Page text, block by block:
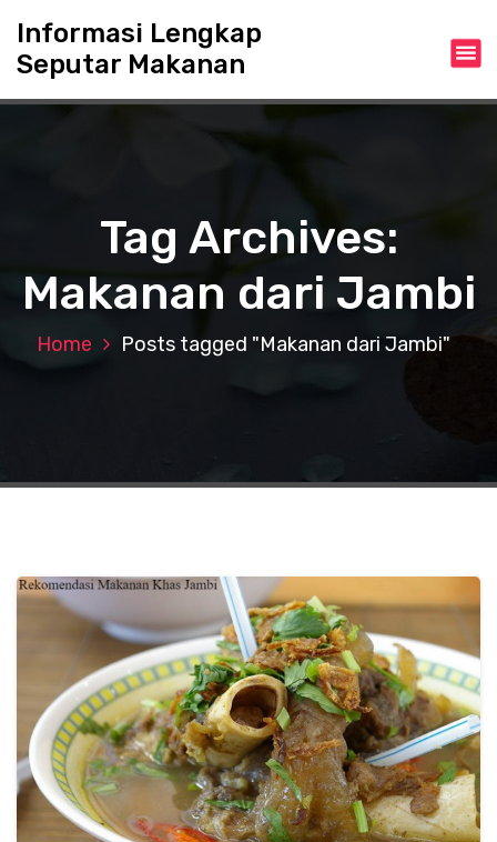
t
Informasi Lengkap
Seputar Makanan
Tag Archives:
Makanan dari Jambi
Home Posts tagged "Makanan dari Jambi"